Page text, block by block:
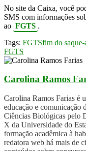
No site da Caixa, você
SMS com informações
ao FGTS .
Tags: FGTSfim do
FGTS
Carolina Ramos
Carolina Ramos Farias é
educação e comunicação
Ciências Biológicas pelo
X da Universidade do
formação acadêmica à
redatora web há mais de